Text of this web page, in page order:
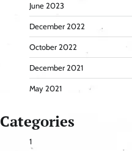
June 2023
December 2022
October 2022
December 2021
May 2021
Categories
1